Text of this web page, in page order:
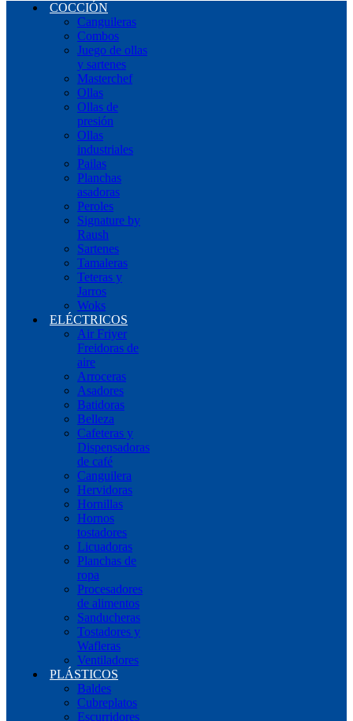
COCCIÓN
Canguileras
Combos
Juego de ollas
y sartenes
Masterchef
Ollas
Ollas de
presión
Ollas
industriales
Pailas
Planchas
asadoras
Peroles
Signature by
Raush
Sartenes
Tamaleras
Teteras y
Jarros
Woks
ELÉCTRICOS
Air Friyer
Freidoras de
aire
Arroceras
Asadores
Batidoras
Belleza
Cafeteras y
Dispensadoras
de café
Canguilera
Hervidoras
Hornillas
Hornos
tostadores
Licuadoras
Planchas de
ropa
Procesadores
de alimentos
Sanducheras
Tostadores y
Wafleras
Ventiladores
PLÁSTICOS
Baldes
Cubreplatos
Escurridores